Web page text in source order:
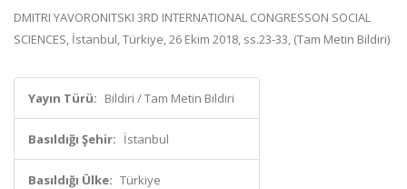
DMITRI YAVORONITSKI 3RD INTERNATIONAL CONGRESSON SOCIAL
SCIENCES, İstanbul, Türkiye, 26 Ekim 2018, ss.23-33, (Tam Metin Bildiri)
Yayın Türü: Bildiri / Tam Metin Bildiri
Basıldığı Şehir: İstanbul
Basıldığı Ülke: Türkiye